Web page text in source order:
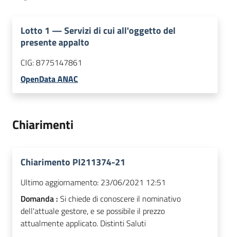
Lotto 1 —Servizi di cui all'oggetto del
presente appalto
CIG:8775147861
OpenData ANAC
Chiarimenti
Chiarimento PI211374-21
Ultimo aggiornamento: 23/06/2021 12:51
Domanda : Si chiede di conoscere il nominativo
dell'attuale gestore, e se possibile il prezzo
attualmente applicato. Distinti Saluti